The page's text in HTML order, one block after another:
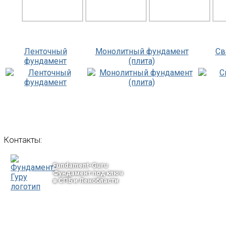
Ленточный
фундамент
Монолитный фундамент
(плита)
Контакты:
Fundament-Guru
Фундамент под ключ
в СПБ и Ленобласти